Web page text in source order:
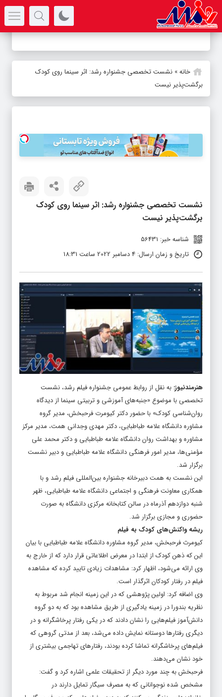
-
خانه» نشست تخصصی جشنواره رشد: اثر سینما روی کودک
برگشت‌پذیر نیست
نشست تخصصی جشنواره رشد: اثر سینما روی کودک
برگشت‌پذیر نیست
شناسه خبر: 56431
تاریخ و زمان ارسال: 4 دسامبر 2022 ساعت 18:31
هنرمندنیوز: به نقل از روابط عمومی جشنواره فیلم رشد، نشست
تخصصی با موضوع «جنبه‌های آموزشی و تربیتی سینما از دیدگاه
روان‌شناسی کودک» با حضور دکتر کیومرت فرحبخش، مدیر گروه
مشاوره دانشگاه علامه طباطبایی، دکتر مهدی وجدانی همت، مدیر مرکز
مشاوره و بهداشت روان دانشگاه علامه طباطبایی و دکتر محمد علی
مؤمنی‌ها، مدیر امور فرهنگی دانشگاه علامه طباطبایی و دبیر نشست
برگزار شد.
این نشست به همت دبیرخانه جشنواره بین‌المللی فیلم رشد و با
همکاری معاونت فرهنگی و اجتماعی دانشگاه علامه طباطبایی، ظهر
شنبه دوازدهم آذرماه در سالن کتابخانه مرکزی دانشگاه به صورت
حضوری و مجازی برگزار شد.
ریشه واکنش‌های کودک به فیلم
کیومرث فرحبخش، مدیر گروه مشاوره دانشگاه علامه طباطبایی با بیان
این که ذهن کودک از ابتدا در معرض اطلاعاتی قرار دارد که از خارج به
وی ارائه می‌شود، اظهار کرد: مشاهدات زیادی تایید کرده که مشاهده
فیلم در رفتار کودکان اثرگذار است.
وی اضافه کرد: اولین پژوهشی که در این زمینه انجام شد مربوط به
نظریه بندورا در زمینه یادگیری از طریق مشاهده بود که به دو گروه
دانش‌آموز فیلم‌هایی را نشان دادند که در یکی رفتار پرخاشگرانه و در
دیگری رفتارها دوستانه نمایش داده می‌شد، بعد از مدتی گروهی که
فیلم‌های پرخاشگرانه تماشا کرده بودند، رفتارهای تهاجمی بیشتری از
خود نشان می‌دهند.
فرحبخش به چند مورد دیگر از تحقیقات علمی اشاره کرد و گفت:
مشخص شده نوجوانانی که به مصرف سیگار تمایل دارند در